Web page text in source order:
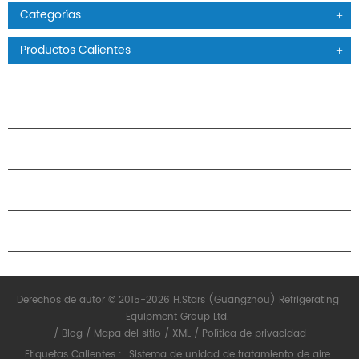
Categorías
Productos Calientes
Derechos de autor © 2015-2026 H.Stars (Guangzhou) Refrigerating
Equipment Group Ltd.
/ Blog / Mapa del sitio / XML/ Política de privacidad
Etiquetas Calientes :
Sistema de unidad de tratamiento de aire